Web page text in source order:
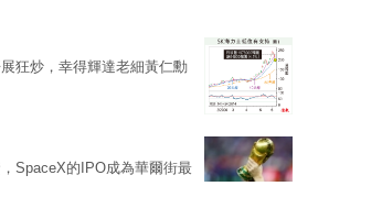
狂炒，幸得輝達老細黃仁勳
SpaceX的IPO成為華爾街最